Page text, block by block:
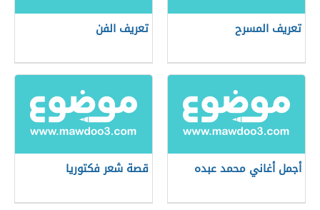
تعريف المسرح تعريف الفن
أجمل أغاني محمد عبده قصة شعر فكتوريا